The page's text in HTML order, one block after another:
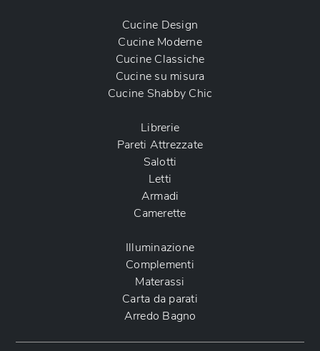
Cucine Design
Cucine Moderne
Cucine Classiche
Cucine su misura
Cucine Shabby Chic
Librerie
Pareti Attrezzate
Salotti
Letti
Armadi
Camerette
Illuminazione
Complementi
Materassi
Carta da parati
Arredo Bagno